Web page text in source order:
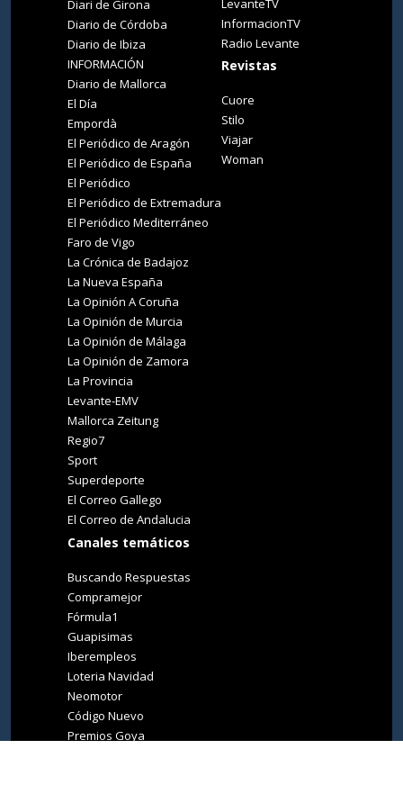
Diari de Girona
Diario de Córdoba
Diario de Ibiza
INFORMACIÓN
Diario de Mallorca
El Día
Empordà
El Periódico de Aragón
El Periódico de España
El Periódico
El Periódico de Extremadura
El Periódico Mediterráneo
Faro de Vigo
La Crónica de Badajoz
La Nueva España
La Opinión A Coruña
La Opinión de Murcia
La Opinión de Málaga
La Opinión de Zamora
La Provincia
Levante-EMV
Mallorca Zeitung
Regio7
Sport
Superdeporte
El Correo Gallego
El Correo de Andalucia
Canales temáticos
Buscando Respuestas
Compramejor
Fórmula1
Guapisimas
Iberempleos
Loteria Navidad
Neomotor
Código Nuevo
Premios Goya
LevanteTV
InformacionTV
Radio Levante
Revistas
Cuore
Stilo
Viajar
Woman